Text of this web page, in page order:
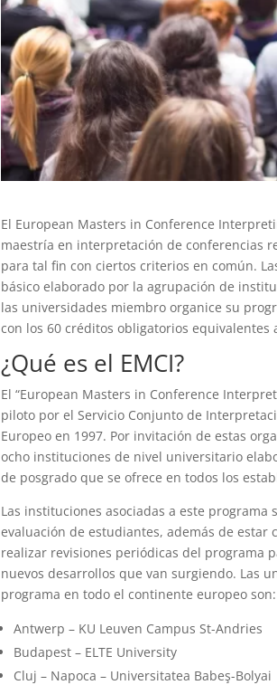
El European Masters in Conference
maestría en interpretación de conferencias
para tal fin con ciertos criterios en común.
básico elaborado por la agrupación de
las universidades miembro organice su
con los 60 créditos obligatorios
¿Qué es el EMCI?
El “European Masters in Conference
piloto por el Servicio Conjunto de
Europeo en 1997. Por invitación de estas
ocho instituciones de nivel universitario
de posgrado que se ofrece en todos los
Las instituciones asociadas a este
evaluación de estudiantes, además de
realizar revisiones periódicas del programa
nuevos desarrollos que van surgiendo. Las
programa en todo el continente europeo son:
Antwerp – KU Leuven Campus St-Andries
Budapest – ELTE University
Cluj – Napoca – Universitatea Babeş-Bolyai